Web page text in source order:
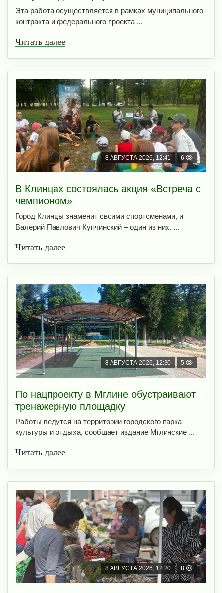
Эта работа осуществляется в рамках муниципального
контракта и федерального проекта ...
Читать далее
8 АВГУСТА 2026, 12:41 6
В Клинцах состоялась акция «Встреча с
чемпионом»
Город Клинцы знаменит своими спортсменами, и
Валерий Павлович Купчинский – один из них. ...
Читать далее
8 АВГУСТА 2026, 12:30 5
По нацпроекту в Мглине обустраивают
тренажерную площадку
Работы ведутся на территории городского парка
культуры и отдыха, сообщает издание Мглинские ...
Читать далее
8 АВГУСТА 2026, 12:20 8